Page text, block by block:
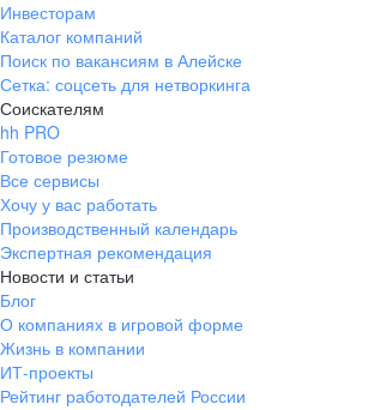
Инвесторам
Каталог компаний
Поиск по вакансиям в Алейске
Сетка: соцсеть для нетворкинга
Соискателям
hh PRO
Готовое резюме
Все сервисы
Хочу у вас работать
Производственный календарь
Экспертная рекомендация
Новости и статьи
Блог
О компаниях в игровой форме
Жизнь в компании
ИТ-проекты
Рейтинг работодателей России